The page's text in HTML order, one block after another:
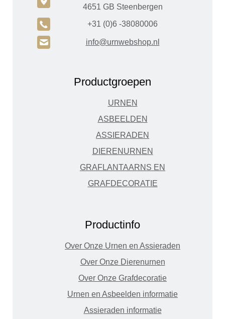
4651 GB Steenbergen
A +31 (0)6 -38080006
H info@urnwebshop.nl
Productgroepen
URNEN
ASBEELDEN
ASSIERADEN
DIERENURNEN
GRAFLANTAARNS EN
GRAFDECORATIE
Productinfo
Over Onze Urnen en Assieraden
Over Onze Dierenurnen
Over Onze Grafdecoratie
Urnen en Asbeelden informatie
Assieraden informatie